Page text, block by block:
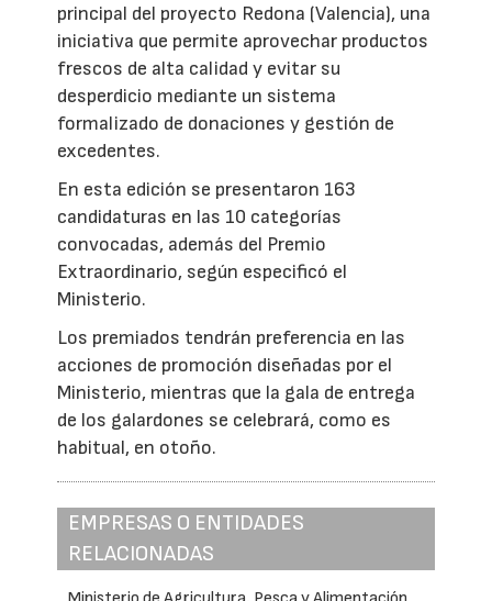
principal del proyecto Redona (Valencia), una
iniciativa que permite aprovechar productos
frescos de alta calidad y evitar su
desperdicio mediante un sistema
formalizado de donaciones y gestión de
excedentes.
En esta edición se presentaron 163
candidaturas en las 10 categorías
convocadas, además del Premio
Extraordinario, según especificó el
Ministerio.
Los premiados tendrán preferencia en las
acciones de promoción diseñadas por el
Ministerio, mientras que la gala de entrega
de los galardones se celebrará, como es
habitual, en otoño.
EMPRESAS O ENTIDADES
RELACIONADAS